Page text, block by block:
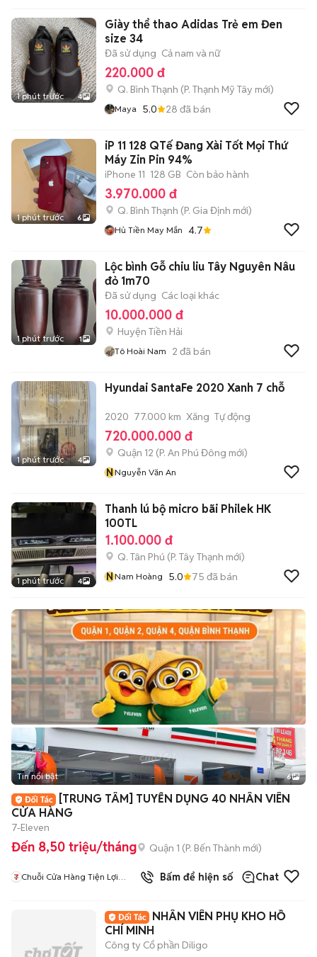
1 phút trước 4
Giày thể thao Adidas Trẻ em Đen
size 34
Đã sử dụng Cả nam và nữ
220.000 đ
Q. Bình Thạnh (P. Thạnh Mỹ Tây mới)
Maya 5.0 28 đã bán
1 phút trước 6
iP 11 128 QTế Đang Xài Tốt Mọi Thứ
Máy Zin Pin 94%
iPhone 11 128 GB Còn bảo hành
3.970.000 đ
Q. Bình Thạnh (P. Gia Định mới)
Hủ Tiền May Mắn 4.7
1 phút trước 1
Lộc bình Gỗ chiu liu Tây Nguyên Nâu
đỏ 1m70
Đã sử dụng Các loại khác
10.000.000 đ
Huyện Tiền Hải
Tô Hoài Nam 2 đã bán
1 phút trước 4
Hyundai SantaFe 2020 Xanh 7 chỗ
2020 77.000 km Xăng Tự động
720.000.000 đ
Quận 12 (P. An Phú Đông mới)
NNguyễn Văn An
1 phút trước 4
Thanh lú bộ micro bãi Philek HK
100TL
1.100.000 đ
Q. Tân Phú (P. Tây Thạnh mới)
NNam Hoàng 5.0 75 đã bán
+2
Tin nổi bật 6
[TRUNG TÂM] TUYỂN DỤNG 40 NHÂN VIÊN
CỬA HÀNG
7-Eleven
Đến 8,50 triệu/tháng Quận 1 (P. Bến Thành mới)
Chuỗi Cửa Hàng Tiện Lợi
2đã bán
Bấm để hiện số Chat
NHÂN VIÊN PHỤ KHO HỒ
CHÍ MINH
Công ty Cổ phần Diligo